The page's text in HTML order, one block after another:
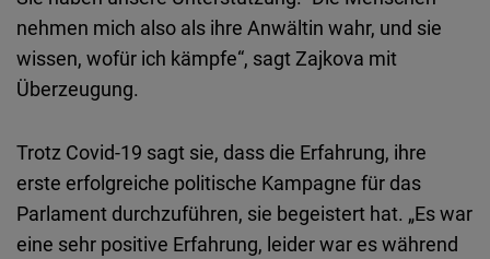
nehmen mich also als ihre Anwältin wahr, und sie
wissen, wofür ich kämpfe“, sagt Zajkova mit
Überzeugung.
Trotz Covid-19 sagt sie, dass die Erfahrung, ihre
erste erfolgreiche politische Kampagne für das
Parlament durchzuführen, sie begeistert hat. „Es war
eine sehr positive Erfahrung, leider war es während